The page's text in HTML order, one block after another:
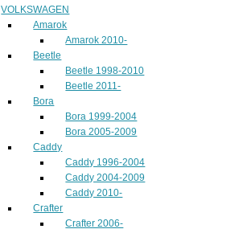
VOLKSWAGEN
Amarok
Amarok 2010-
Beetle
Beetle 1998-2010
Beetle 2011-
Bora
Bora 1999-2004
Bora 2005-2009
Caddy
Caddy 1996-2004
Caddy 2004-2009
Caddy 2010-
Crafter
Crafter 2006-